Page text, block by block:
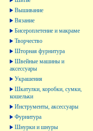
Вышивание
Вязание
Бисероплетение и макраме
Творчество
Шторная фурнитура
Швейные машины и
аксессуары
Украшения
Шкатулки, коробки, сумки,
кошельки
Инструменты, аксессуары
Фурнитура
Шнурки и шнуры